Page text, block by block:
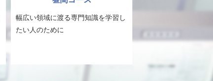
幅広い領域に渡る専門知識を学習し
たい人のために